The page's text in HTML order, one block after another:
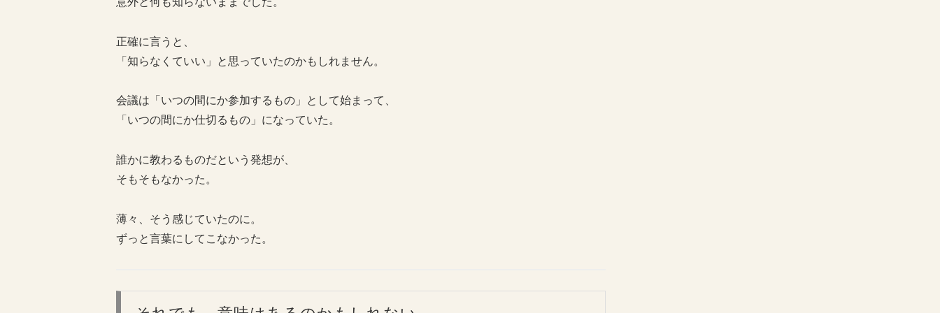
正確に言うと、
「知らなくていい」と思っていたのかもしれません。
会議は「いつの間にか参加するもの」として始まって、
「いつの間にか仕切るもの」になっていた。
誰かに教わるものだという発想が、
そもそもなかった。
薄々、そう感じていたのに。
ずっと言葉にしてこなかった。